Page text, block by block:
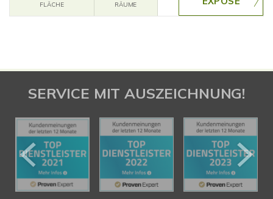
FLÄCHE
RÄUME
SERVICE MIT AUSZEICHNUNG!